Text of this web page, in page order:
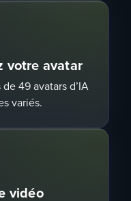
votre avatar
49 avatars d’IA
variés.
vidéo